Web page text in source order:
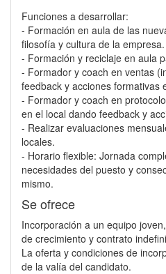
Funciones a desarrollar:
- Formación en aula de las
filosofía y cultura de la empresa.
- Formación y reciclaje en aula
- Formador y coach en ventas
feedback y acciones formativas
- Formador y coach en
en el local dando feedback y
- Realizar evaluaciones
locales.
- Horario flexible: Jornada
necesidades del puesto y
mismo.
Se ofrece
Incorporación a un equipo
de crecimiento y contrato
La oferta y condiciones de
de la valía del candidato.